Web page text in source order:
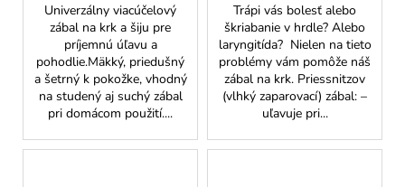
Univerzálny viacúčelový
zábal na krk a šiju pre
príjemnú úľavu a
pohodlie.Mäkký, priedušný
a šetrný k pokožke, vhodný
na studený aj suchý zábal
pri domácom použití....
Trápi vás bolesť alebo
škriabanie v hrdle? Alebo
laryngitída? Nielen na tieto
problémy vám pomôže náš
zábal na krk. Priessnitzov
(vlhký zaparovací) zábal: –
uľavuje pri...